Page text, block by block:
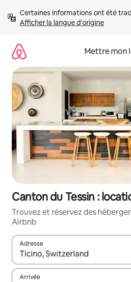
directement
Afficher la langue d'origine
Mettre mon
Canton du Tessin :
Trouvez et réservez des
Airbnb
Adresse
Lorsque les résultats s'affichent,
Arrivée